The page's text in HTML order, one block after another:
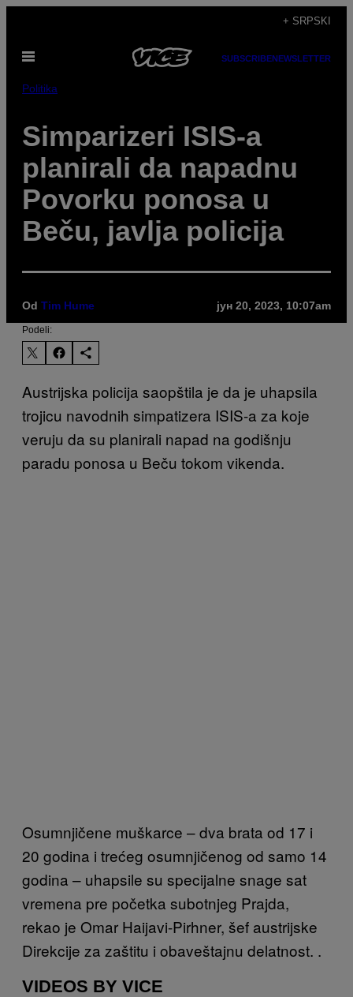
садржај
+ SRPSKI
Otvori
SUBSCRIBENEWSLETTER
Politika
Simparizeri ISIS-a
planirali da napadnu
Povorku ponosa u
Beču, javlja policija
Od Tim Hume јун 20, 2023, 10:07am
Podeli:
Austrijska policija saopštila je da je uhapsila
trojicu navodnih simpatizera ISIS-a za koje
veruju da su planirali napad na godišnju
paradu ponosa u Beču tokom vikenda.
Osumnjičene muškarce – dva brata od 17 i
20 godina i trećeg osumnjičenog od samo 14
godina – uhapsile su specijalne snage sat
vremena pre početka subotnjeg Prajda,
rekao je Omar Haijavi-Pirhner, šef austrijske
Direkcije za zaštitu i obaveštajnu delatnost. .
VIDEOS BY VICE